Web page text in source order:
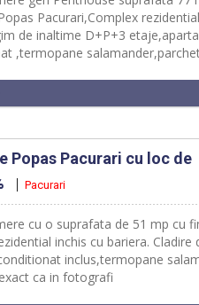
Pacurari,Complex
de inaltime D+P+3
,termopane
Popas Pacurari cu loc de
Pacurari
cu o suprafata de 51 mp cu
inchis cu bariera.
inclus,termopane
ca in fotografi